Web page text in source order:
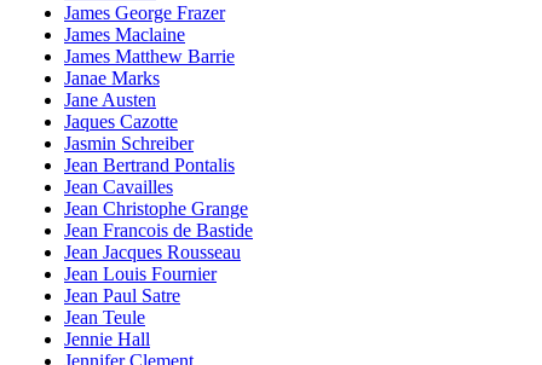
James George Frazer
James Maclaine
James Matthew Barrie
Janae Marks
Jane Austen
Jaques Cazotte
Jasmin Schreiber
Jean Bertrand Pontalis
Jean Cavailles
Jean Christophe Grange
Jean Francois de Bastide
Jean Jacques Rousseau
Jean Louis Fournier
Jean Paul Satre
Jean Teule
Jennie Hall